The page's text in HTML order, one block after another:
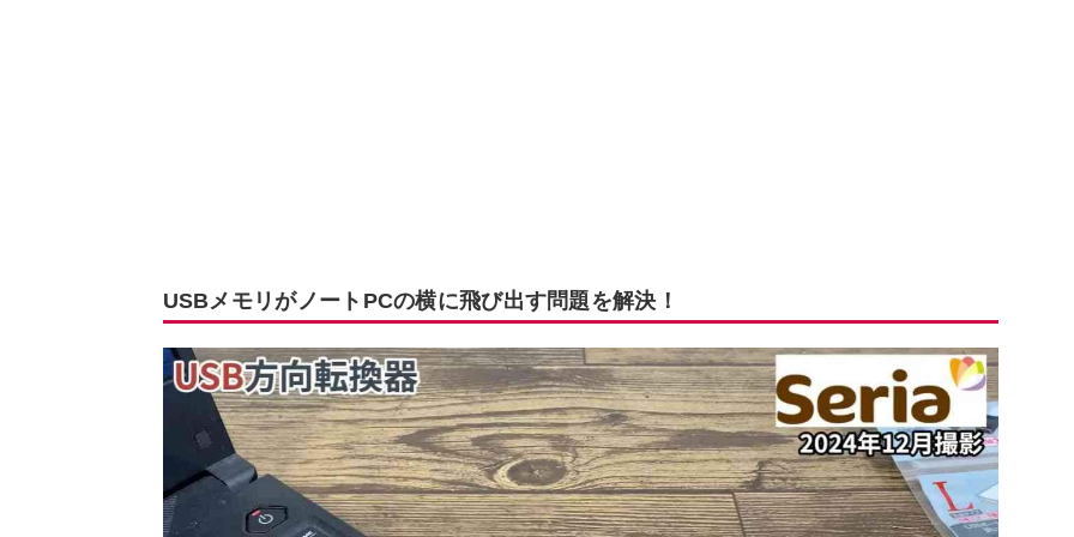
USBメモリがノートPCの横に飛び出す問題を解決！